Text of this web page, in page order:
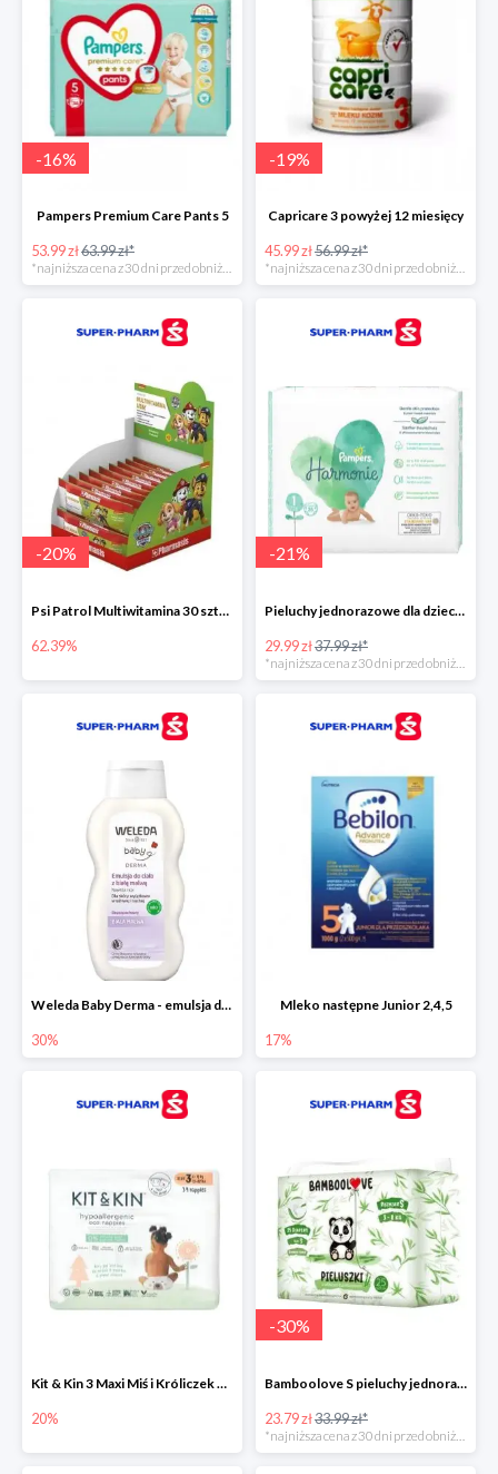
-16%
Pampers Premium Care Pants 5
53.99 zł63.99 zł*
*najniższa cena z 30 dni przed obniżką
-19%
Capricare 3 powyżej 12 miesięcy
45.99 zł56.99 zł*
*najniższa cena z 30 dni przed obniżką
-20%
Psi Patrol Multiwitamina 30 sztuk
62.39%
-21%
Pieluchy jednorazowe dla dzieci Pampers Harmonie
29.99 zł37.99 zł*
Weleda Baby Derma - emulsja do ciała dla niemowląt i dzieci
30%
Mleko następne Junior 2,4,5
17%
Kit & Kin 3 Maxi Miś i Króliczek pieluchy jednorazowe dla dzieci
20%
-30%
Bamboolove S pieluchy jednorazowe
23.79 zł33.99 zł*